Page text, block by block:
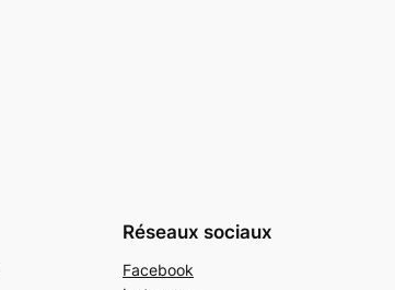
Réseaux sociaux
Facebook